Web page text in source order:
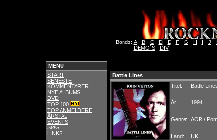
Bands: A- B- C- D- E- F- G - H - I - J -
DEMO´S- DIV
MENU
START
SENESTE
KOMMENTARER
NYE ALBUMS
DVD
TOP 100
TOP ANMELDERE
ÅRSTAL
EVENTS
SØG
LINKS
Battle Lines
Titel:
Battle
År: 1994
Genre: AOR /
Land: UK